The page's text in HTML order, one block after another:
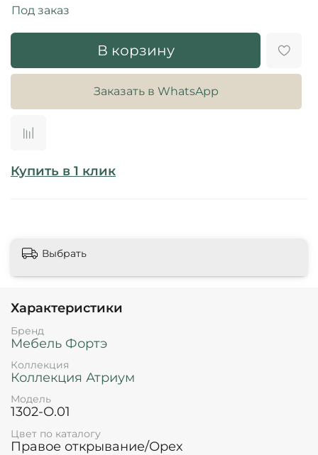
В корзину
Заказать в WhatsApp
Купить в 1 клик
Под заказ
Выбрать
Характеристики
Бренд
Мебель Фортэ
Коллекция
Коллекция Атриум
Модель
1302-О.01
Цвет по каталогу
Правое открывание/Орех